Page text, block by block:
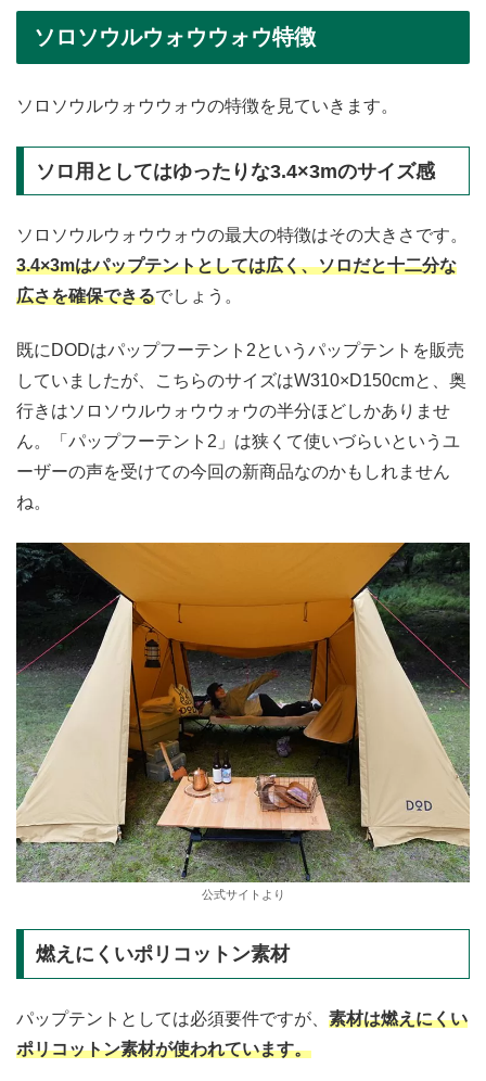
ソロソウルウォウウォウ特徴
ソロソウルウォウウォウの特徴を見ていきます。
ソロ用としてはゆったりな3.4×3mのサイズ感
ソロソウルウォウウォウの最大の特徴はその大きさです。
3.4×3mはパップテントとしては広く、ソロだと十二分な
広さを確保できるでしょう。
既にDODはパップフーテント2というパップテントを販売
していましたが、こちらのサイズはW310×D150cmと、奥
行きはソロソウルウォウウォウの半分ほどしかありませ
ん。「パップフーテント2」は狭くて使いづらいというユ
ーザーの声を受けての今回の新商品なのかもしれません
ね。
公式サイトより
燃えにくいポリコットン素材
パップテントとしては必須要件ですが、 素材は燃えにくい
ポリコットン素材が使われています。